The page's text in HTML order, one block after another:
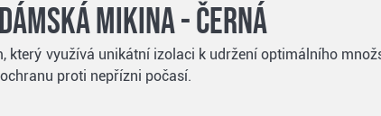
mikina - černá
který využívá unikátní izolaci k udržení optimálního
proti nepřízni počasí.